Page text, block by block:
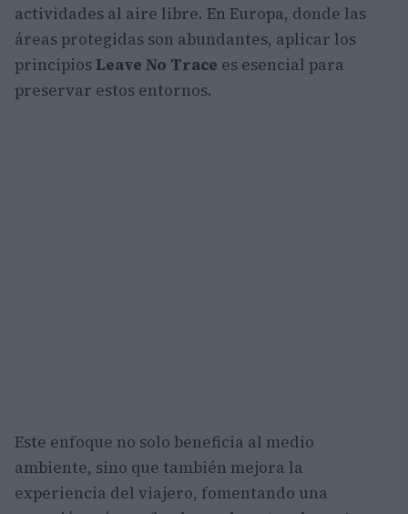
actividades al aire libre. En Europa, donde las
áreas protegidas son abundantes, aplicar los
principios Leave No Trace es esencial para
preservar estos entornos.
Este enfoque no solo beneficia al medio
ambiente, sino que también mejora la
experiencia del viajero, fomentando una